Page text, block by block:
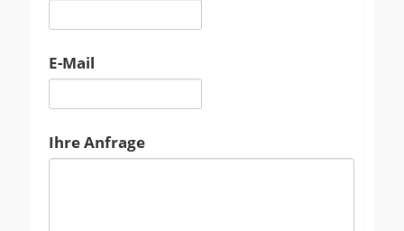
E-Mail
Ihre Anfrage